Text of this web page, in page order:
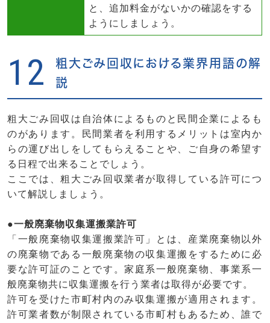
と、追加料金がないかの確認をする
ようにしましょう。
12
粗大ごみ回収における業界用語の解
説
粗大ごみ回収は自治体によるものと民間企業によるも
のがあります。民間業者を利用するメリットは室内か
らの運び出しをしてもらえることや、ご自身の希望す
る日程で出来ることでしょう。
ここでは、粗大ごみ回収業者が取得している許可につ
いて解説しましょう。
●一般廃棄物収集運搬業許可
「一般廃棄物収集運搬業許可」とは、産業廃棄物以外
の廃棄物である一般廃棄物の収集運搬をするために必
要な許可証のことです。家庭系一般廃棄物、事業系一
般廃棄物共に収集運搬を行う業者は取得が必要です。
許可を受けた市町村内のみ収集運搬が適用されます。
許可業者数が制限されている市町村もあるため、誰で